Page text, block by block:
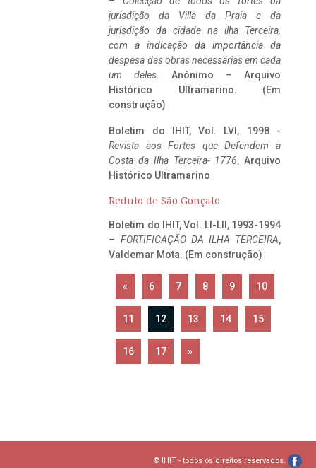
jurisdição da Villa da Praia e da
jurisdição da cidade na ilha Terceira,
com a indicação da importância da
despesa das obras necessárias em cada
um deles. Anónimo – Arquivo
Histórico Ultramarino. (Em
construção)
Boletim do IHIT, Vol. LVI, 1998 -
Revista aos Fortes que Defendem a
Costa da Ilha Terceira- 1776, Arquivo
Histórico Ultramarino
Reduto de São Gonçalo
Boletim do IHIT, Vol. LI-LII, 1993-1994
– FORTIFICAÇÃO DA ILHA TERCEIRA,
Valdemar Mota. (Em construção)
« 6 7 8 9 10
11 12 13 14 15
16 17 »
© IHIT - todos os direitos reservados.